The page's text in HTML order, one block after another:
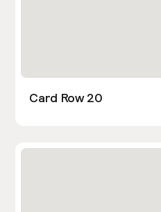
Card Row 20